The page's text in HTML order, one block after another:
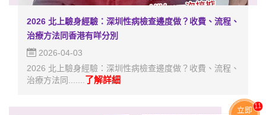
2026 北上驗身經驗：深圳性病檢查邊度做？收費、流程、
治療方法同香港有咩分別
2026-04-03
2026 北上驗身經驗：深圳性病檢查邊度做？收費、流程、
治療方法同....... 了解詳細
立即 11